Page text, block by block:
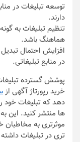
توسعه تبلیغات در
دارند.
تنظیم تبلیغات به
هماهنگ باشد.
افزایش احتمال
در منابع تبلیغاتی.
پوشش گسترده
خرید رپورتاژ آگهی از
دهد که تبلیغات خود
ها منتشر کنید. این
موثرتری به
تری در تبلیغات